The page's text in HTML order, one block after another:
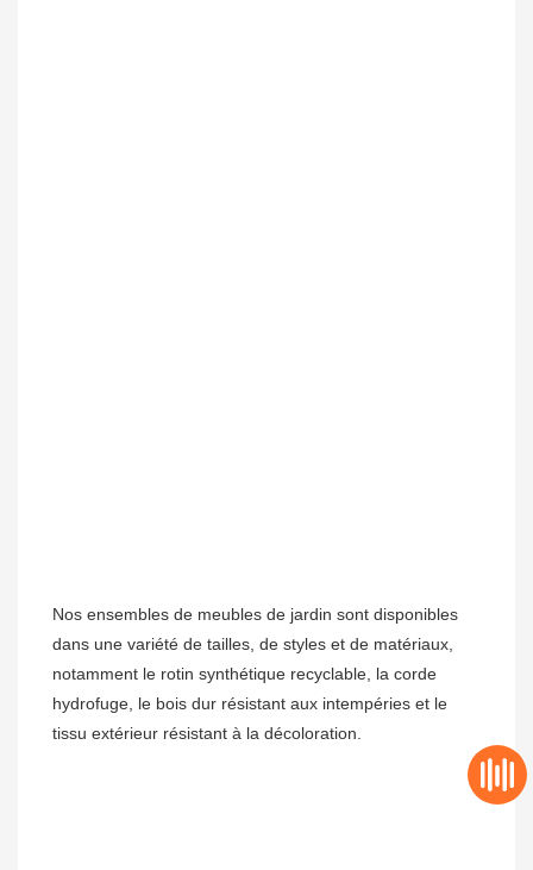
Nos ensembles de meubles de jardin sont disponibles
dans une variété de tailles, de styles et de matériaux,
notamment le rotin synthétique recyclable, la corde
hydrofuge, le bois dur résistant aux intempéries et le